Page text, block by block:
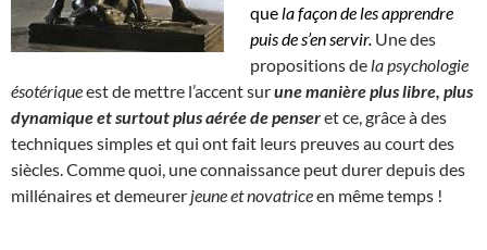
que la façon de les apprendre
puis de s’en servir. Une des
propositions de la psychologie
ésotériqueest de mettre l’accent surune manière plus libre, plus
dynamique et surtout plus aérée de penseret ce, grâce à des
techniques simples et qui ont fait leurs preuves au court des
siècles. Comme quoi, une connaissance peut durer depuis des
millénaires et demeurer jeune et novatriceen même temps !